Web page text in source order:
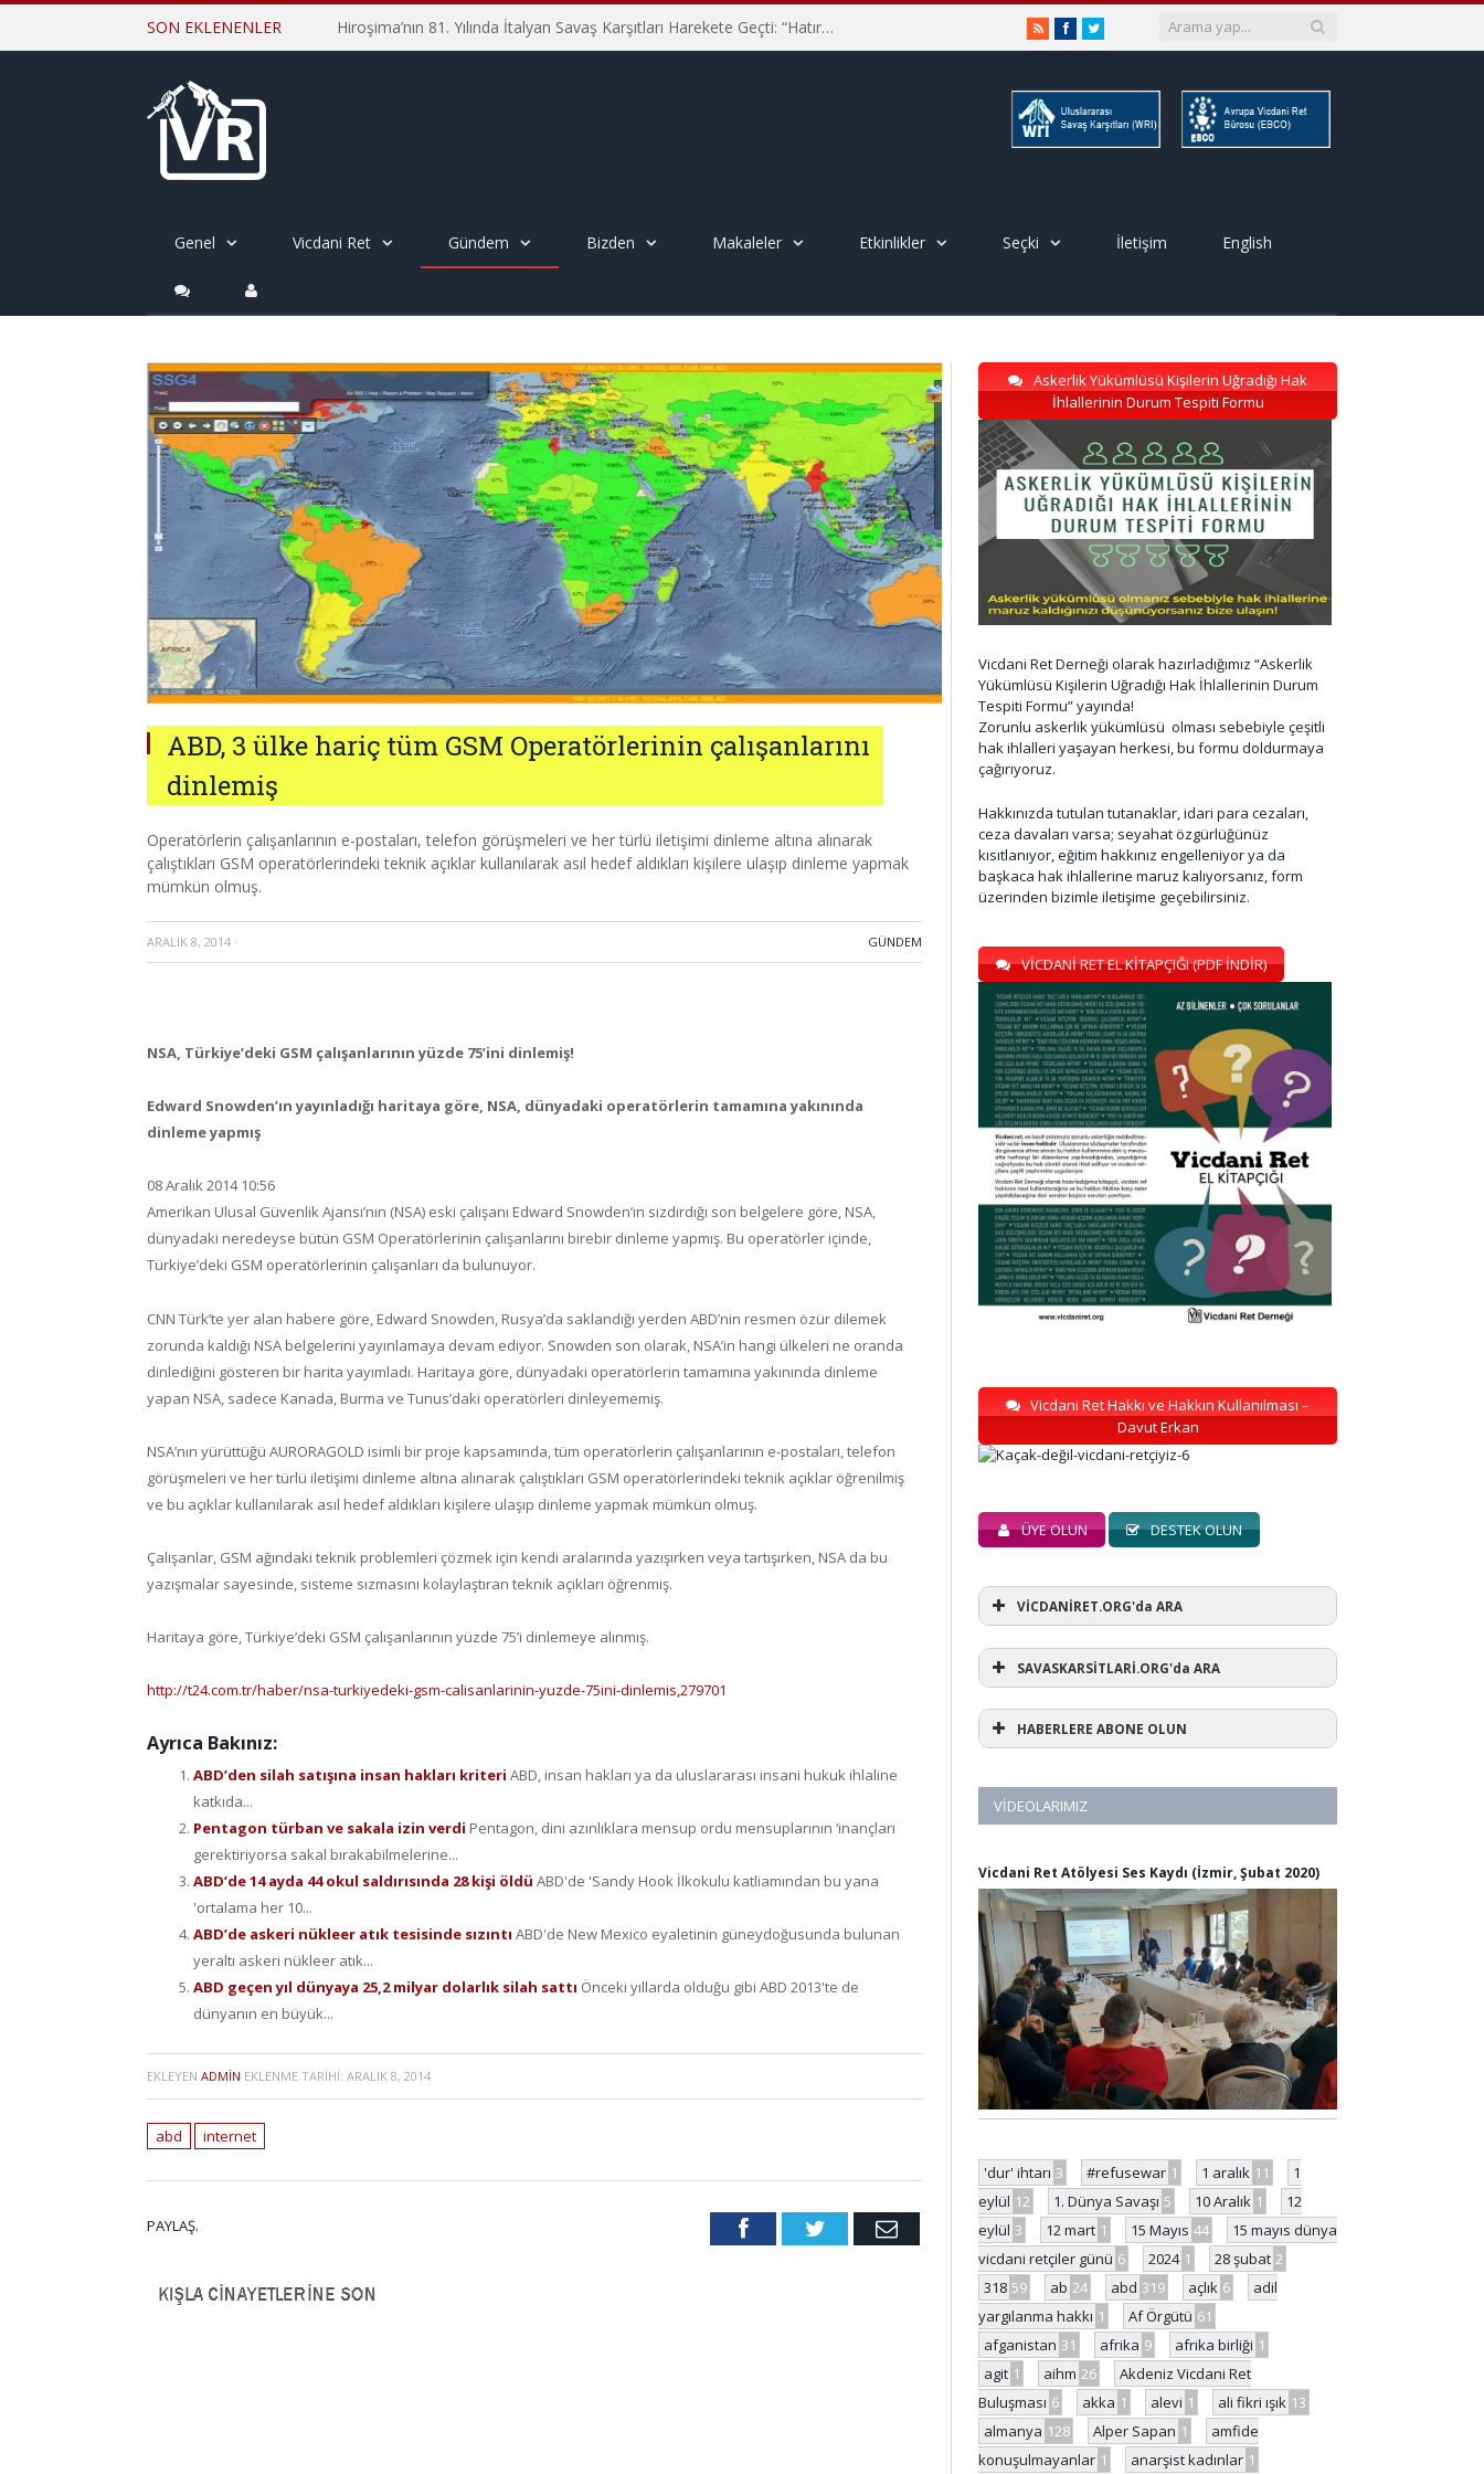
SON EKLENENLER Hiroşima’nın 81. Yılında İtalyan Savaş Karşıtları Harekete Geçti: “Hatırlamak yeterli değil” RSSFacebookTwitter
Genel Vicdani Ret Gündem Bizden Makaleler Etkinlikler Seçki İletişim English
ABD, 3 ülke hariç tüm GSM Operatörlerinin çalışanlarını
dinlemiş
Operatörlerin çalışanlarının e-postaları, telefon görüşmeleri ve her türlü iletişimi dinleme altına alınarak
çalıştıkları GSM operatörlerindeki teknik açıklar kullanılarak asıl hedef aldıkları kişilere ulaşıp dinleme yapmak
mümkün olmuş.
ARALIK 8, 2014 · GÜNDEM
NSA, Türkiye’deki GSM çalışanlarının yüzde 75’ini dinlemiş!
Edward Snowden’ın yayınladığı haritaya göre, NSA, dünyadaki operatörlerin tamamına yakınında
dinleme yapmış
08 Aralık 2014 10:56
Amerikan Ulusal Güvenlik Ajansı’nın (NSA) eski çalışanı Edward Snowden’ın sızdırdığı son belgelere göre, NSA,
dünyadaki neredeyse bütün GSM Operatörlerinin çalışanlarını birebir dinleme yapmış. Bu operatörler içinde,
Türkiye’deki GSM operatörlerinin çalışanları da bulunuyor.
CNN Türk’te yer alan habere göre, Edward Snowden, Rusya’da saklandığı yerden ABD’nin resmen özür dilemek
zorunda kaldığı NSA belgelerini yayınlamaya devam ediyor. Snowden son olarak, NSA’in hangi ülkeleri ne oranda
dinlediğini gösteren bir harita yayımladı. Haritaya göre, dünyadaki operatörlerin tamamına yakınında dinleme
yapan NSA, sadece Kanada, Burma ve Tunus’daki operatörleri dinleyememiş.
NSA’nın yürüttüğü AURORAGOLD isimli bir proje kapsamında, tüm operatörlerin çalışanlarının e-postaları, telefon
görüşmeleri ve her türlü iletişimi dinleme altına alınarak çalıştıkları GSM operatörlerindeki teknik açıklar öğrenilmiş
ve bu açıklar kullanılarak asıl hedef aldıkları kişilere ulaşıp dinleme yapmak mümkün olmuş.
Çalışanlar, GSM ağındaki teknik problemleri çözmek için kendi aralarında yazışırken veya tartışırken, NSA da bu
yazışmalar sayesinde, sisteme sızmasını kolaylaştıran teknik açıkları öğrenmiş.
Haritaya göre, Türkiye’deki GSM çalışanlarının yüzde 75’i dinlemeye alınmış.
http://t24.com.tr/haber/nsa-turkiyedeki-gsm-calisanlarinin-yuzde-75ini-dinlemis,279701
Ayrıca Bakınız:
ABD’den silah satışına insan hakları kriteri ABD, insan hakları ya da uluslararası insani hukuk ihlaline
katkıda...
Pentagon türban ve sakala izin verdi Pentagon, dini azınlıklara mensup ordu mensuplarının ‘inançları
gerektiriyorsa sakal bırakabilmelerine...
ABD’de 14 ayda 44 okul saldırısında 28 kişi öldü ABD'de 'Sandy Hook İlkokulu katliamından bu yana
'ortalama her 10...
ABD’de askeri nükleer atık tesisinde sızıntı ABD'de New Mexico eyaletinin güneydoğusunda bulunan
yeraltı askeri nükleer atık...
ABD geçen yıl dünyaya 25,2 milyar dolarlık silah sattı Önceki yıllarda olduğu gibi ABD 2013'te de
dünyanın en büyük...
EKLEYEN ADMIN EKLENME TARIHI: ARALIK 8, 2014
abd internet
PAYLAŞ. FacebookTwitter Email
Askerlik Yükümlüsü Kişilerin Uğradığı Hak
İhlallerinin Durum Tespiti Formu
Vicdani Ret Derneği olarak hazırladığımız “Askerlik
Yükümlüsü Kişilerin Uğradığı Hak İhlallerinin Durum
Tespiti Formu” yayında!
Zorunlu askerlik yükümlüsü olması sebebiyle çeşitli
hak ihlalleri yaşayan herkesi, bu formu doldurmaya
çağırıyoruz.
Hakkınızda tutulan tutanaklar, idari para cezaları,
ceza davaları varsa; seyahat özgürlüğünüz
kısıtlanıyor, eğitim hakkınız engelleniyor ya da
başkaca hak ihlallerine maruz kalıyorsanız, form
üzerinden bizimle iletişime geçebilirsiniz.
VİCDANİ RET EL KİTAPÇIĞI (PDF İNDİR)
Vicdani Ret Hakkı ve Hakkın Kullanılması –
Davut Erkan
ÜYE OLUN DESTEK OLUN
VİCDANİRET.ORG'da ARA
SAVASKARSİTLARİ.ORG'da ARA
HABERLERE ABONE OLUN
VIDEOLARIMIZ
Vicdani Ret Atölyesi Ses Kaydı (İzmir, Şubat 2020)
'dur' ihtarı 3 #refusewar 1 1 aralık 11
1
eylül 12 1. Dünya Savaşı 5 10 Aralık 1
12
eylül 3 12 mart 1 15 Mayıs 44
15 mayıs dünya
vicdani retçiler günü 6 2024 1 28 şubat 2
318 59 ab 24 abd 319 açlık 6
adil
yargılanma hakkı 1 Af Örgütü 61
afganistan 31 afrika 9 afrika birliği 1
agit 1 aihm 26
Akdeniz Vicdani Ret
Buluşması 6 akka 1 alevi 1 ali fikri ışık 13
almanya 128 Alper Sapan 1
amfide
konuşulmayanlar 1 anarşist kadınlar 1